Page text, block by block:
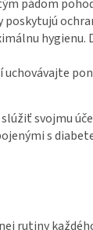
pádom
hygienu.
uchovávajte
svojmu
s
rutiny